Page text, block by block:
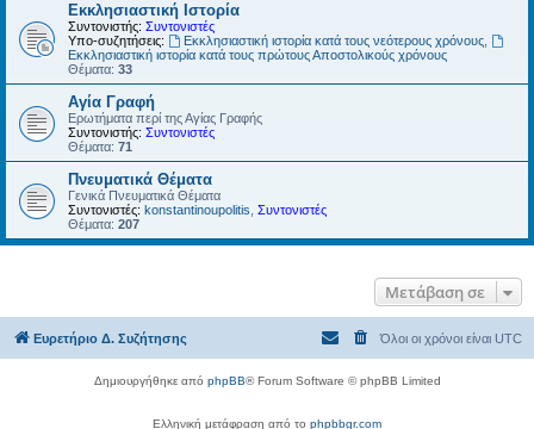
Εκκλησιαστική Ιστορία
Συντονιστής: Συντονιστές
Υπο-συζητήσεις:
Εκκλησιαστική ιστορία κατά τους νεότερους χρόνους,
Εκκλησιαστική ιστορία κατά τους πρώτους Αποστολικούς χρόνους
Θέματα: 33
Αγία Γραφή
Ερωτήματα περί της Αγίας Γραφής
Συντονιστής: Συντονιστές
Θέματα: 71
Πνευματικά Θέματα
Γενικά Πνευματικά Θέματα
Συντονιστές: konstantinoupolitis Συντονιστές
Θέματα: 207
Μετάβαση σε
Ευρετήριο Δ. Συζήτησης Όλοι οι χρόνοι είναι UTC
Δημιουργήθηκε από phpBB® Forum Software © phpBB Limited
Ελληνική μετάφραση από το phpbbgr.com